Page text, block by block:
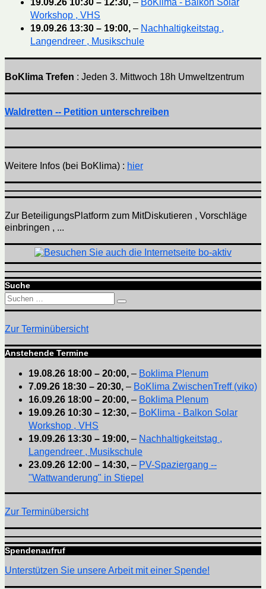
19.09.26 10:30 – 12:30, – BoKlima - Balkon Solar
Workshop , VHS
19.09.26 13:30 – 19:00, – Nachhaltigkeitstag ,
Langendreer , Musikschule
BoKlima Trefen : Jeden 3. Mittwoch 18h Umweltzentrum
Waldretten -- Petition unterschreiben
Weitere Infos (bei BoKlima) : hier
Zur BeteiligungsPlatform zum MitDiskutieren , Vorschläge
einbringen , ...
Suche
Suchen
nach:
Suchen
Zur Terminübersicht
Anstehende Termine
19.08.26 18:00 – 20:00, – Boklima Plenum
7.09.26 18:30 – 20:30, – BoKlima ZwischenTreff (viko)
16.09.26 18:00 – 20:00, – Boklima Plenum
19.09.26 10:30 – 12:30, – BoKlima - Balkon Solar
Workshop , VHS
19.09.26 13:30 – 19:00, – Nachhaltigkeitstag ,
Langendreer , Musikschule
23.09.26 12:00 – 14:30, – PV-Spaziergang --
"Wattwanderung" in Stiepel
Zur Terminübersicht
Spendenaufruf
Unterstützen Sie unsere Arbeit mit einer Spende!